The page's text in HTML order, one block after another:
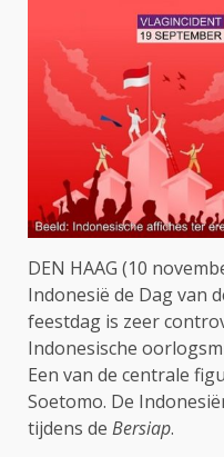
DEN HAAG (10
Indonesië de Dag van
feestdag is zeer
Indonesische
Een van de centrale
Soetomo. De
tijdens de Bersiap.